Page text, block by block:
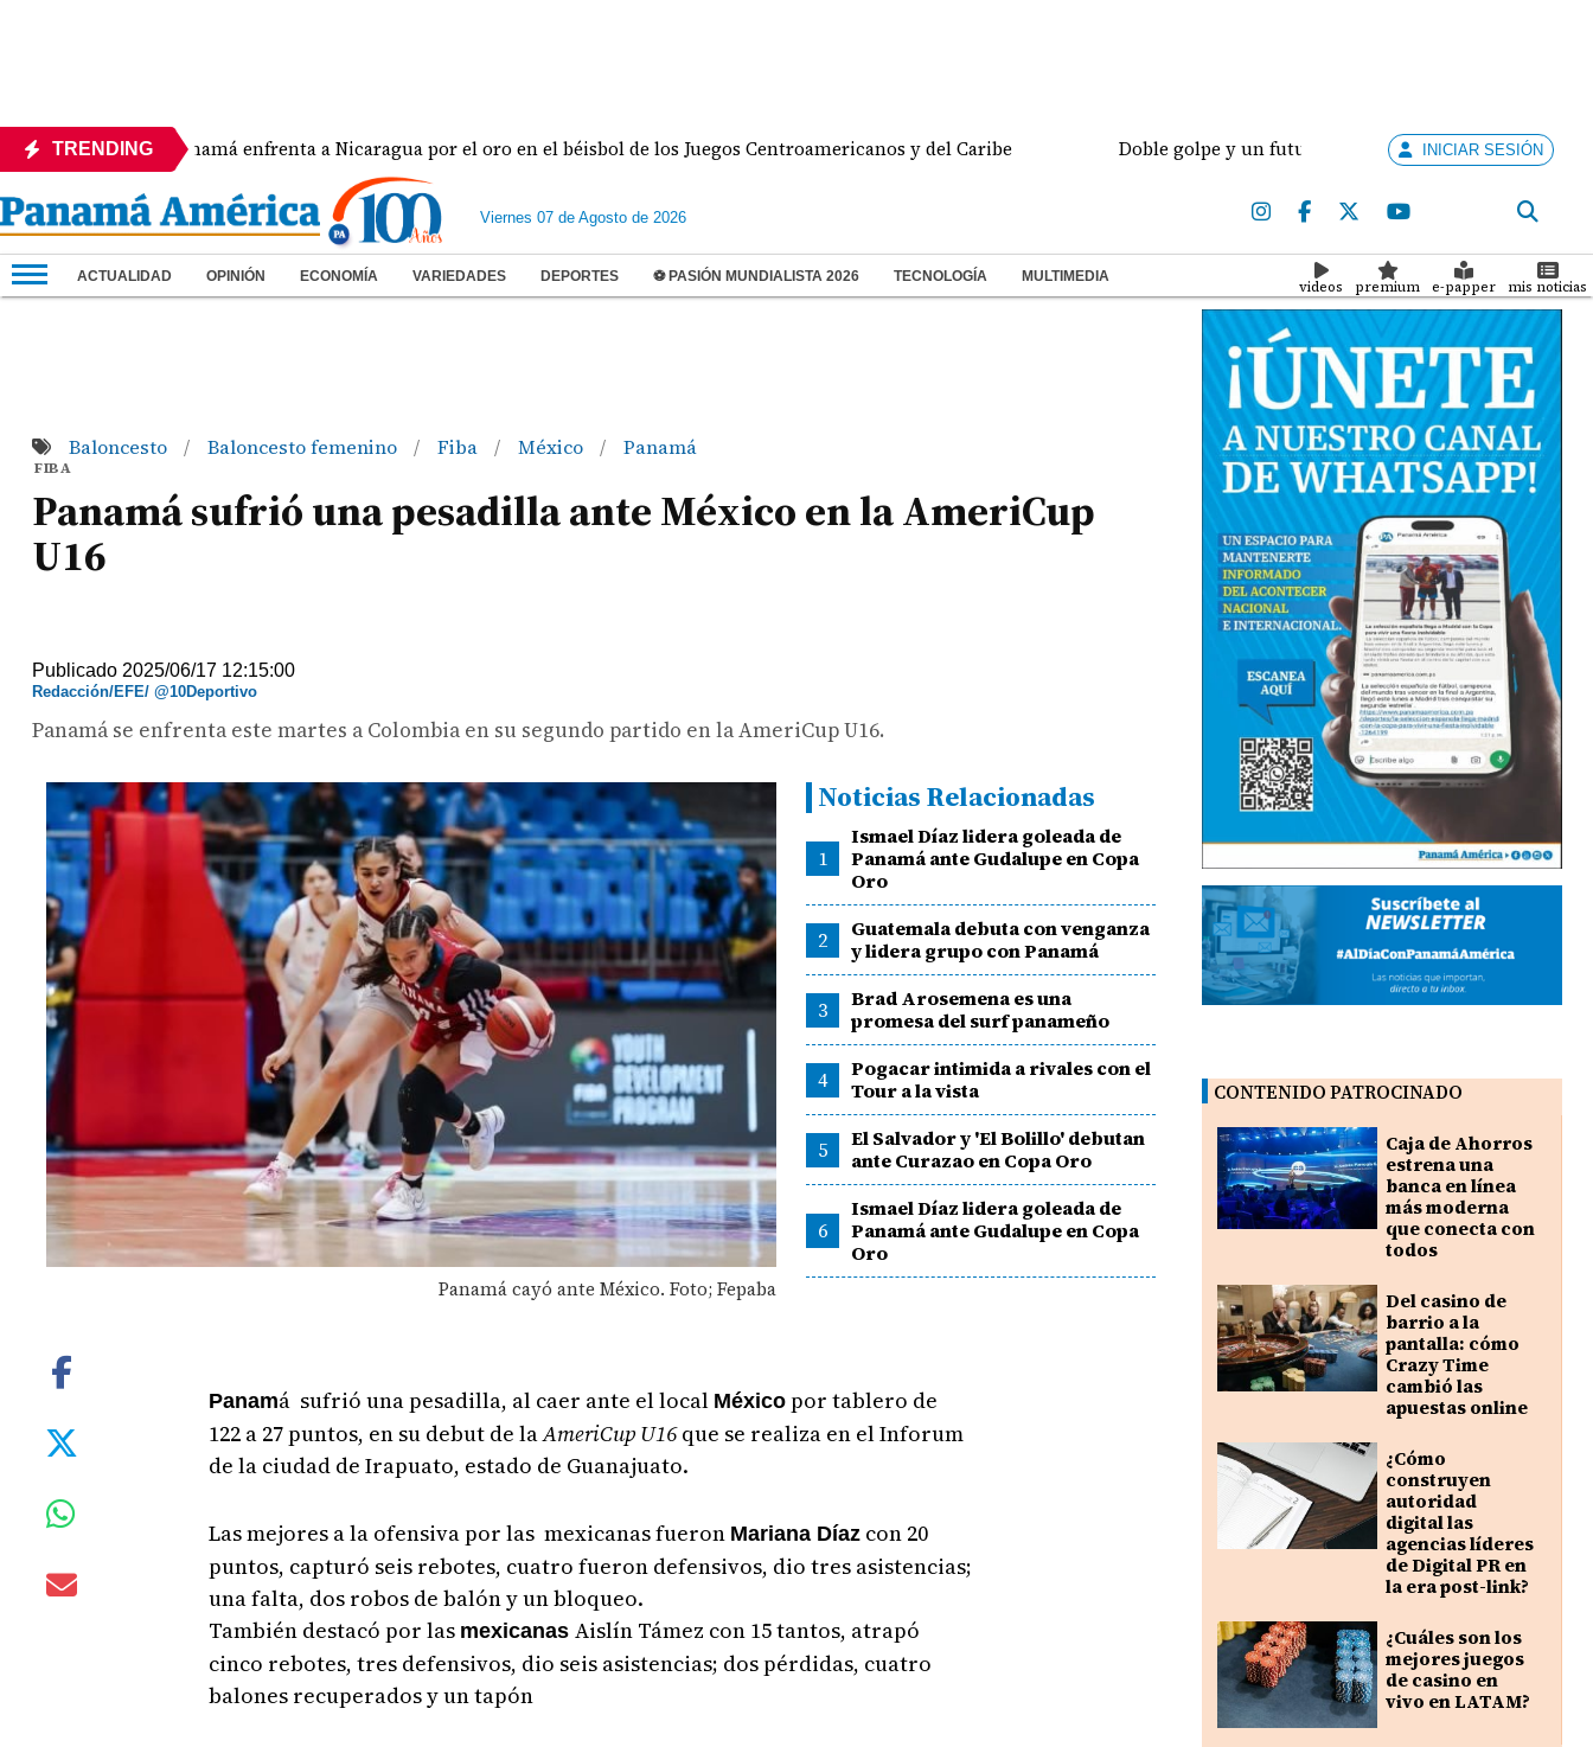
TRENDINGPanamá enfrenta a Nicaragua por el oro en el béisbol de los Juegos Centroamericanos y del Caribe Doble golpe y un futuro por revisar Meduca activa
INICIAR SESIÓN
Viernes 07 de Agosto de 2026
ACTUALIDAD OPINIÓN ECONOMÍA VARIEDADES DEPORTES ⚽ PASIÓN MUNDIALISTA 2026 TECNOLOGÍA MULTIMEDIA
videos premium e-papper mis noticias
Baloncesto / Baloncesto femenino / Fiba / México / Panamá
FIBA
Panamá sufrió una pesadilla ante México en la AmeriCup
U16
Publicado 2025/06/17 12:15:00
Redacción/EFE/ @10Deportivo
Panamá se enfrenta este martes a Colombia en su segundo partido en la AmeriCup U16.
Panamá cayó ante México. Foto; Fepaba
Noticias Relacionadas
1
Ismael Díaz lidera goleada de
Panamá ante Gudalupe en Copa
Oro
2
Guatemala debuta con venganza
y lidera grupo con Panamá
3
Brad Arosemena es una
promesa del surf panameño
4
Pogacar intimida a rivales con el
Tour a la vista
5
El Salvador y 'El Bolillo' debutan
ante Curazao en Copa Oro
6
Ismael Díaz lidera goleada de
Panamá ante Gudalupe en Copa
Oro
Panamá sufrió una pesadilla, al caer ante el local Méxicopor tablero de
122 a 27 puntos, en su debut de laAmeriCup U16que se realiza en el Inforum
de la ciudad de Irapuato, estado de Guanajuato.
Las mejores a la ofensiva por las mexicanas fueron Mariana Díazcon 20
puntos, capturó seis rebotes, cuatro fueron defensivos, dio tres asistencias;
una falta, dos robos de balón y un bloqueo.
También destacó por las mexicanas Aislín Támez con 15 tantos, atrapó
cinco rebotes, tres defensivos, dio seis asistencias; dos pérdidas, cuatro
balones recuperados y un tapón
CONTENIDO PATROCINADO
Caja de Ahorros
estrena una
banca en línea
más moderna
que conecta con
todos
Del casino de
barrio a la
pantalla: cómo
Crazy Time
cambió las
apuestas online
¿Cómo
construyen
autoridad
digital las
agencias líderes
de Digital PR en
la era post-link?
¿Cuáles son los
mejores juegos
de casino en
vivo en LATAM?